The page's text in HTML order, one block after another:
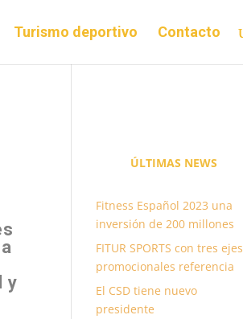
Turismo deportivo Contacto
y
ÚLTIMAS NEWS
Fitness Español 2023 una
inversión de 200 millones
FITUR SPORTS con tres ejes
promocionales referencia
El CSD tiene nuevo
presidente